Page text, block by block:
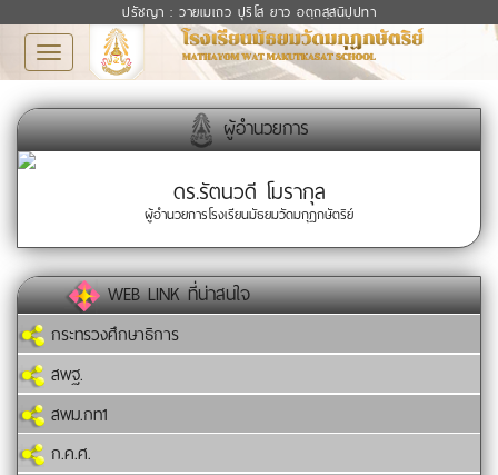
ปรัชญา : วายเมเถว ปุริโส ยาว อตฺถสฺสนิปฺปทา
Toggle
navigation
ผู้อำนวยการ
ดร.รัตนวดี โมรากุล
ผู้อำนวยการโรงเรียนมัธยมวัดมกุฏกษัตริย์
WEB LINK ที่น่าสนใจ
กระทรวงศึกษาธิการ
สพฐ.
สพม.กท1
ก.ค.ศ.